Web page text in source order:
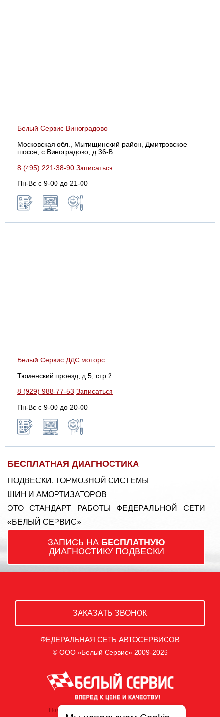
Белый Сервис Виноградово
Московская обл., Мытищинский район, Дмитровское
шоссе, с.Виноградово, д.36-В
8 (495) 221-38-90 Записаться
Пн-Вс с 9-00 до 21-00
Белый Сервис ДДС моторс
Тюменский проезд, д.5, стр.2
8 (929) 988-77-53 Записаться
Пн-Вс c 9-00 до 20-00
БЕСПЛАТНАЯ ДИАГНОСТИКА
ПОДВЕСКИ, ТОРМОЗНОЙ СИСТЕМЫ
ШИН И АМОРТИЗАТОРОВ
ЭТО СТАНДАРТ РАБОТЫ ФЕДЕРАЛЬНОЙ СЕТИ
«БЕЛЫЙ СЕРВИС»!
ЗАПИСЬ НА БЕСПЛАТНУЮ
ДИАГНОСТИКУ ПОДВЕСКИ
ЗАКАЗАТЬ ЗВОНОК
ФЕДЕРАЛЬНАЯ СЕТЬ АВТОСЕРВИСОВ
© ООО «Белый Сервис» 2009-2026
Политика обработки персональных данных